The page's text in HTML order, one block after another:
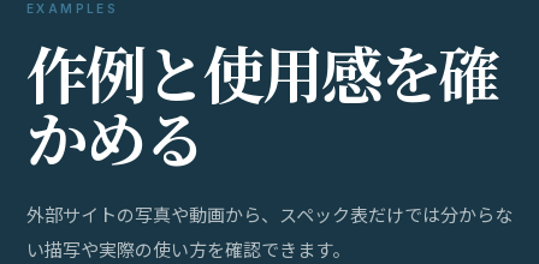
EXAMPLES
作例と使用感を確
かめる
外部サイトの写真や動画から、スペック表だけでは分からな
い描写や実際の使い方を確認できます。